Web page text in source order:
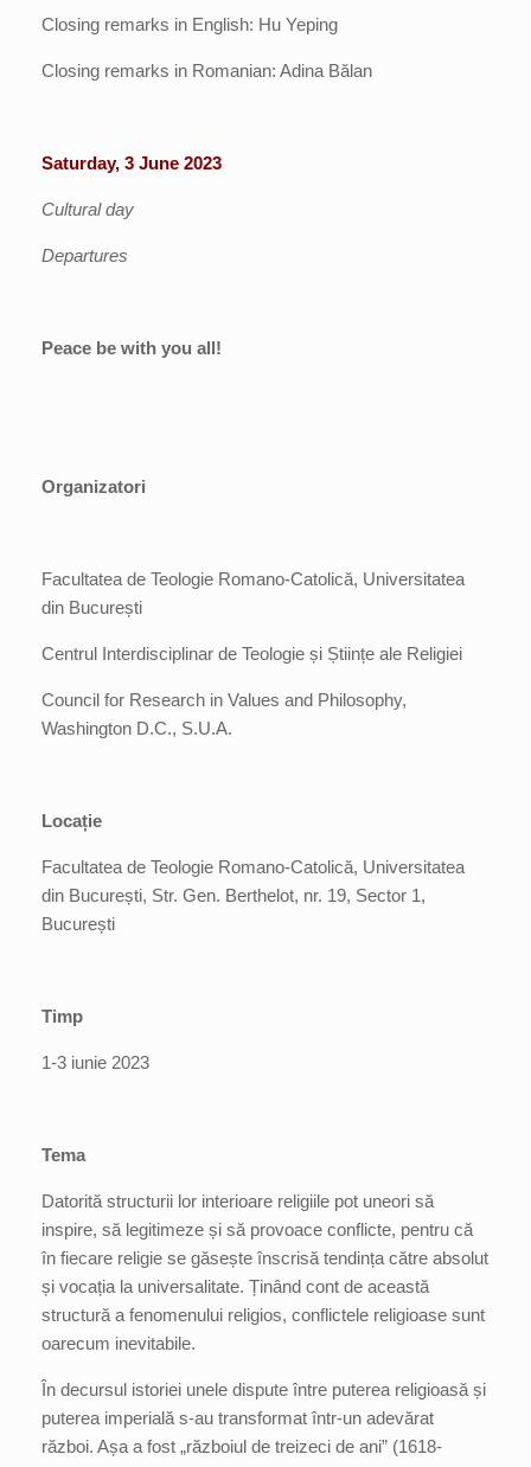
Closing remarks in English: Hu Yeping
Closing remarks in Romanian: Adina Bălan
Saturday, 3 June 2023
Cultural day
Departures
Peace be with you all!
Organizatori
Facultatea de Teologie Romano-Catolică, Universitatea
din București
Centrul Interdisciplinar de Teologie și Științe ale Religiei
Council for Research in Values and Philosophy,
Washington D.C., S.U.A.
Locație
Facultatea de Teologie Romano-Catolică, Universitatea
din București, Str. Gen. Berthelot, nr. 19, Sector 1,
București
Timp
1-3 iunie 2023
Tema
Datorită structurii lor interioare religiile pot uneori să
inspire, să legitimeze și să provoace conflicte, pentru că
în fiecare religie se găsește înscrisă tendința către absolut
și vocația la universalitate. Ținând cont de această
structură a fenomenului religios, conflictele religioase sunt
oarecum inevitabile.
În decursul istoriei unele dispute între puterea religioasă și
puterea imperială s-au transformat într-un adevărat
război. Așa a fost „războiul de treizeci de ani” (1618-